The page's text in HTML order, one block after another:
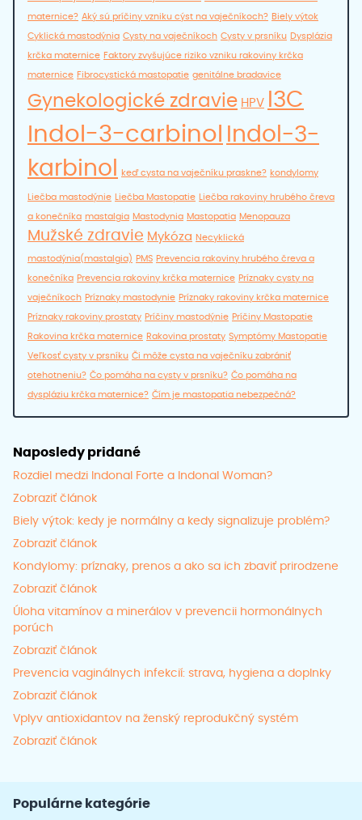
maternice? Aký sú príčiny vzniku cýst na vaječníkoch? Biely výtok
Cyklická mastodýnia Cysty na vaječníkoch Cysty v prsníku Dysplázia
krčka maternice Faktory zvyšujúce riziko vzniku rakoviny krčka
maternice Fibrocystická mastopatie genitálne bradavice
Gynekologické zdravie HPV I3C
Indol-3-carbinol
Indol-3-
karbinol
keď cysta na vaječníku praskne? kondylomy
Liečba mastodýnie Liečba Mastopatie Liečba rakoviny hrubého čreva
a konečníka mastalgia Mastodynia Mastopatia Menopauza
Mužské zdravie Mykóza Necyklická
mastodýnia(mastalgia) PMS Prevencia rakoviny hrubého čreva a
konečníka Prevencia rakoviny krčka maternice Príznaky cysty na
vaječníkoch Príznaky mastodynie Príznaky rakoviny krčka maternice
Príznaky rakoviny prostaty Príčiny mastodýnie Príčiny Mastopatie
Rakovina krčka maternice Rakovina prostaty Symptómy Mastopatie
Veľkosť cysty v prsníku Či môže cysta na vaječníku zabrániť
otehotneniu? Čo pomáha na cysty v prsníku? Čo pomáha na
dyspláziu krčka maternice? Čím je mastopatia nebezpečná?
Naposledy pridané
Rozdiel medzi Indonal Forte a Indonal Woman?
Zobraziť článok
Biely výtok: kedy je normálny a kedy signalizuje problém?
Zobraziť článok
Kondylomy: príznaky, prenos a ako sa ich zbaviť prirodzene
Zobraziť článok
Úloha vitamínov a minerálov v prevencii hormonálnych
porúch
Zobraziť článok
Prevencia vaginálnych infekcií: strava, hygiena a doplnky
Zobraziť článok
Vplyv antioxidantov na ženský reprodukčný systém
Zobraziť článok
Populárne kategórie